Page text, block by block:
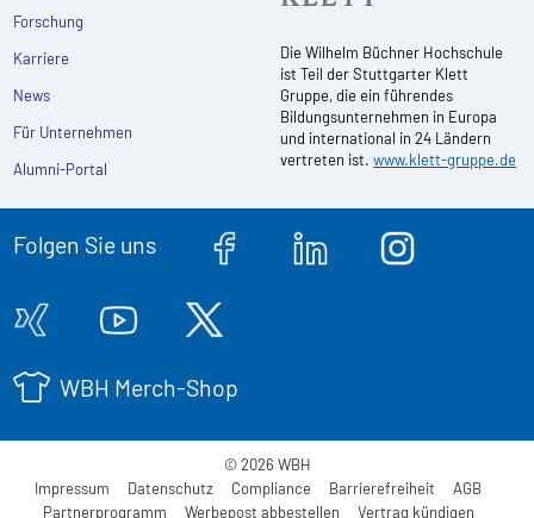
Forschung
Karriere
News
Für Unternehmen
Alumni-Portal
Die Wilhelm Büchner Hochschule
ist Teil der Stuttgarter Klett
Gruppe, die ein führendes
Bildungsunternehmen in Europa
und international in 24 Ländern
vertreten ist.www.klett-gruppe.de
Folgen Sie uns
WBH Merch-Shop
© 2026 WBH
Impressum
Datenschutz Compliance Barrierefreiheit
AGB
Partnerprogramm
Werbepost abbestellen Vertrag kündigen